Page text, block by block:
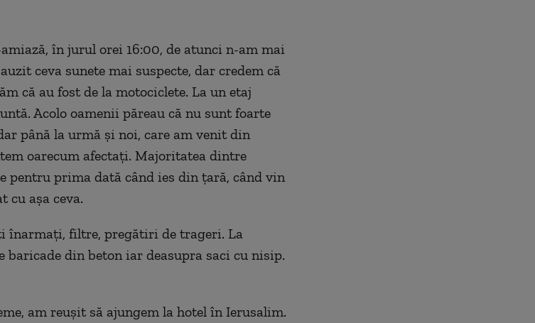
în jurul orei 16:00, de atunci n-am mai
ceva sunete mai suspecte, dar credem că
că au fost de la motociclete. La un etaj
Acolo oamenii păreau că nu sunt foarte
până la urmă și noi, care am venit din
oarecum afectați. Majoritatea dintre
pentru prima dată când ies din țară, când vin
cu așa ceva.
înarmați, filtre, pregătiri de trageri. La
baricade din beton iar deasupra saci cu nisip.
am reușit să ajungem la hotel în Ierusalim.